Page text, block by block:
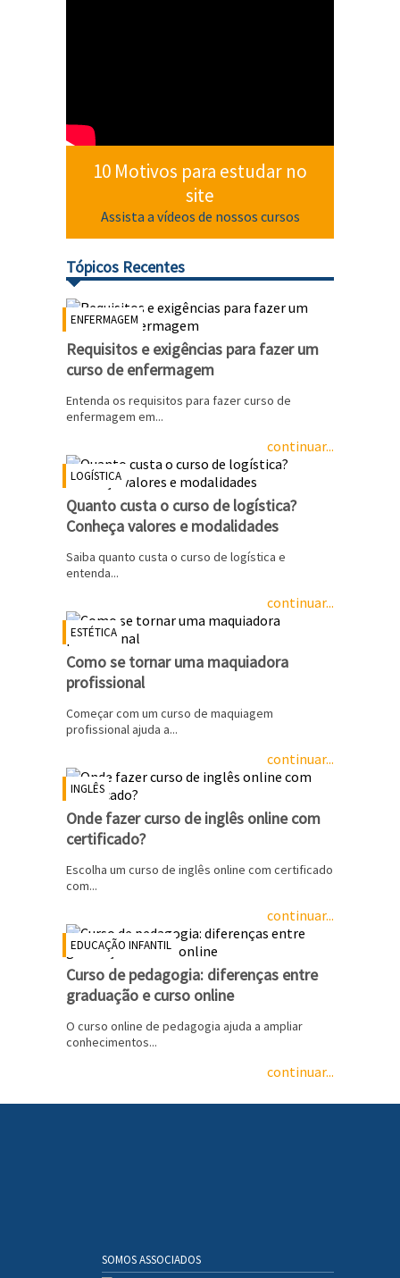
10 Motivos para estudar no
site
Assista a vídeos de nossos cursos
Tópicos Recentes
ENFERMAGEM
Requisitos e exigências para fazer um
curso de enfermagem
Entenda os requisitos para fazer curso de
enfermagem em...
continuar...
LOGÍSTICA
Quanto custa o curso de logística?
Conheça valores e modalidades
Saiba quanto custa o curso de logística e
entenda...
continuar...
ESTÉTICA
Como se tornar uma maquiadora
profissional
Começar com um curso de maquiagem
profissional ajuda a...
continuar...
INGLÊS
Onde fazer curso de inglês online com
certificado?
Escolha um curso de inglês online com certificado
com...
continuar...
EDUCAÇÃO INFANTIL
Curso de pedagogia: diferenças entre
graduação e curso online
O curso online de pedagogia ajuda a ampliar
conhecimentos...
continuar...
SOMOS ASSOCIADOS